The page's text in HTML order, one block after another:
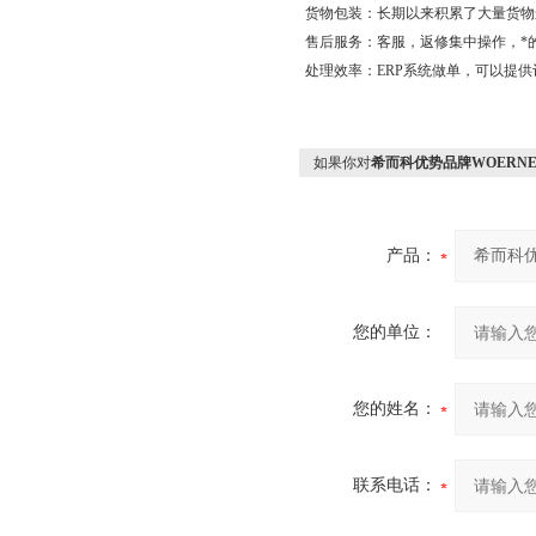
货物包装：长期以来积累了大量货
售后服务：客服，返修集中操作，*
处理效率： ERP系统做单，可以提
如果你对希而科优势品牌
产品：
您的单位：
您的姓名：
联系电话：